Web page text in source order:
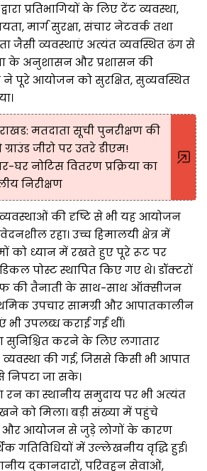
प्रतिभागियों के लिए टेंट व्यवस्था,
मार्ग सुरक्षा, संचार नेटवर्क तथा
जैसी व्यवस्थाएं अत्यंत व्यवस्थित ढंग से
के अनुशासन और प्रशासन की
ने पूरे आयोजन को सुरक्षित, सुव्यवस्थित
मतदाता सूची पुनरीक्षण की
जीरो पर उतरे डीएम!
नोटिस वितरण प्रक्रिया का
निरीक्षण
व्यवस्थाओं की दृष्टि से भी यह आयोजन
रहा। उच्च हिमालयी क्षेत्र में
को ध्यान में रखते हुए पूरे रूट पर
पोस्ट स्थापित किए गए थे। डॉक्टरों
की तैनाती के साथ-साथ ऑक्सीजन
उपचार सामग्री और आपातकालीन
भी उपलब्ध कराई गई थीं।
सुनिश्चित करने के लिए लगातार
व्यवस्था की गई, जिससे किसी भी आपात
निपटा जा सके।
रन का स्थानीय समुदाय पर भी अत्यंत
को मिला। बड़ी संख्या में पहुंचे
और आयोजन से जुड़े लोगों के कारण
गतिविधियों में उल्लेखनीय वृद्धि हुई।
दुकानदारों, परिवहन सेवाओं,